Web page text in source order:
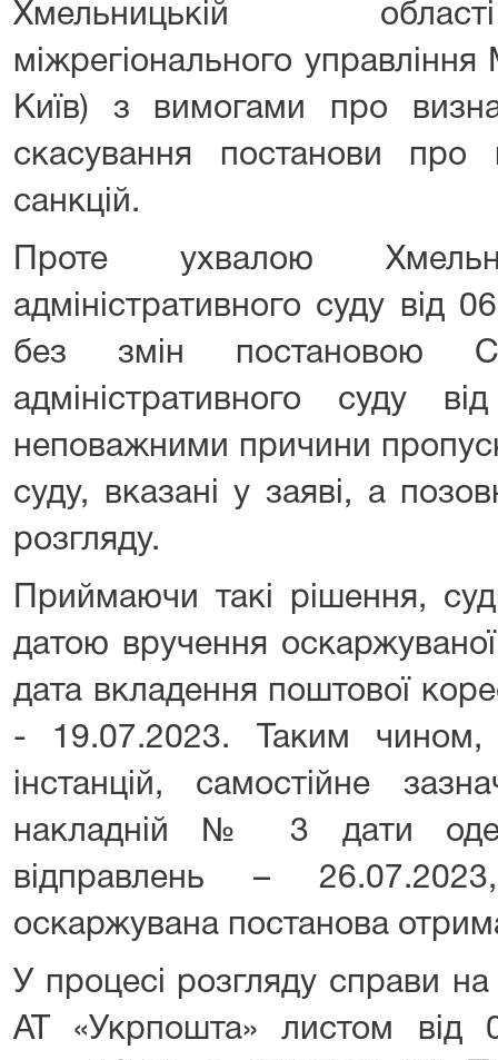
Хмельницькій
міжрегіонального управління
Київ) з вимогами про
скасування постанови про
санкцій.
Проте ухвалою
адміністративного суду від
без змін постановою
адміністративного суду
неповажними причини
суду, вказані у заяві, а
розгляду.
Приймаючи такі рішення,
датою вручення
дата вкладення поштової
- 19.07.2023. Таким
інстанцій, самостійне
накладній № 3 дати
відправлень –
оскаржувана постанова
У процесі розгляду справи
АТ «Укрпошта» листом від